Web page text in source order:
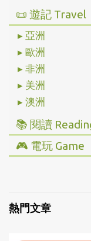
📜 遊記 Travel
▸ 亞洲
▸ 歐洲
▸ 非洲
▸ 美洲
▸ 澳洲
📚 閱讀
▸ 投資理財
▸ 藝術設計
🎮 電玩 Game
熱門文章